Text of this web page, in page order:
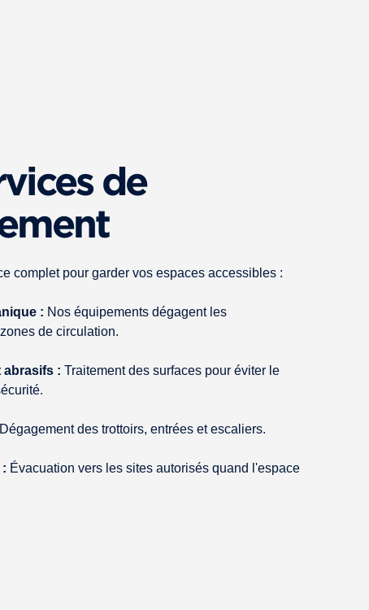
de
complet pour garder vos espaces accessibles :
: Nos équipements dégagent les
de circulation.
abrasifs : Traitement des surfaces pour éviter le
Dégagement des trottoirs, entrées et escaliers.
Évacuation vers les sites autorisés quand l'espace